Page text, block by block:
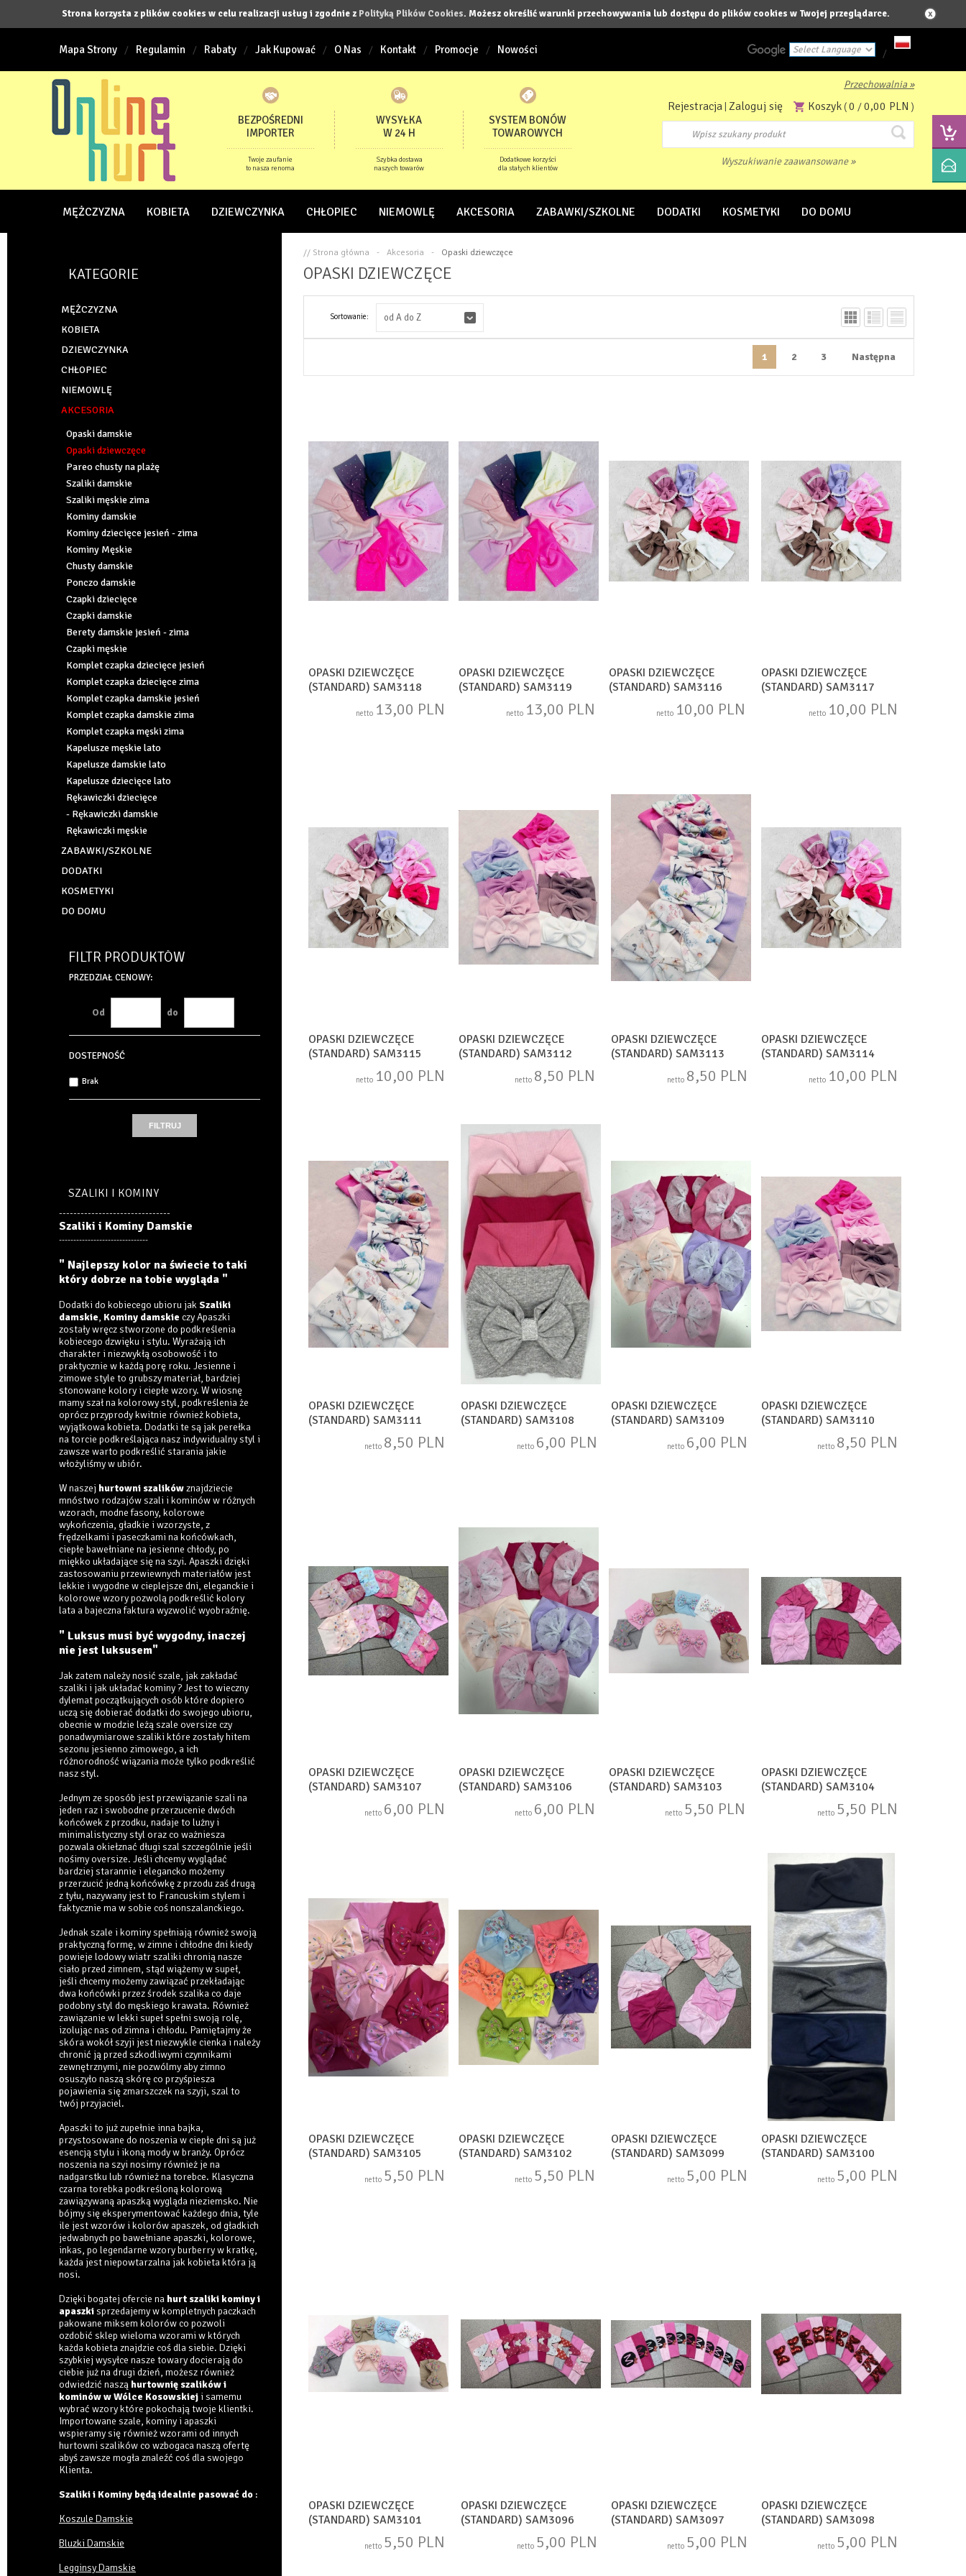
Strona korzysta z plików cookies w celu realizacji usług i zgodnie z Polityką Plików Cookies. Możesz określić warunki przechowywania lub dostępu do plików cookies w Twojej przeglądarce.
Mapa Strony Regulamin Rabaty Jak Kupować O Nas Kontakt Promocje Nowości /
BEZPOŚREDNI
IMPORTER
Twoje zaufanie
to nasza renoma
WYSYŁKA
W 24 H
Szybka dostawa
naszych towarów
SYSTEM BONÓW
TOWAROWYCH
Dodatkowe korzyści
dla stałych klientów
Przechowalnia »
Rejestracja Zaloguj się Koszyk (0 /0,00 PLN )
Wyszukiwanie zaawansowane »
MĘŻCZYZNA KOBIETA DZIEWCZYNKA CHŁOPIEC NIEMOWLĘ AKCESORIA ZABAWKI/SZKOLNE DODATKI KOSMETYKI DO DOMU
KATEGORIE
MĘŻCZYZNA
KOBIETA
DZIEWCZYNKA
CHŁOPIEC
NIEMOWLĘ
AKCESORIA
Opaski damskie
Opaski dziewczęce
Pareo chusty na plażę
Szaliki damskie
Szaliki męskie zima
Kominy damskie
Kominy dziecięce jesień - zima
Kominy Męskie
Chusty damskie
Ponczo damskie
Czapki dziecięce
Czapki damskie
Berety damskie jesień - zima
Czapki męskie
Komplet czapka dziecięce jesień
Komplet czapka dziecięce zima
Komplet czapka damskie jesień
Komplet czapka damskie zima
Komplet czapka męski zima
Kapelusze męskie lato
Kapelusze damskie lato
Kapelusze dziecięce lato
Rękawiczki dziecięce
- Rękawiczki damskie
Rękawiczki męskie
ZABAWKI/SZKOLNE
DODATKI
KOSMETYKI
DO DOMU
FILTR PRODUKTÓW
PRZEDZIAŁ CENOWY:
Od do
DOSTEPNOŚĆ
Brak
SZALIKI I KOMINY
-------------------------------
Szaliki i Kominy Damskie
-------------------------------
" Najlepszy kolor na świecie to taki
który dobrze na tobie wygląda "
Dodatki do kobiecego ubioru jak Szaliki
damskie, Kominy damskie czy Apaszki
zostały wręcz stworzone do podkreślenia
kobiecego dzwięku i stylu. Wyrażają ich
charakter i niezwykłą osobowość i to
praktycznie w każdą porę roku. Jesienne i
zimowe style to grubszy materiał, bardziej
stonowane kolory i ciepłe wzory. W wiosnę
mamy szał na kolorowy styl, podkreślenia że
oprócz przyprody kwitnie również kobieta,
wyjątkowa kobieta. Dodatki te są jak perełka
na torcie podkreślająca nasz indywidualny styl i
zawsze warto podkreślić starania jakie
włożyliśmy w ubiór.
W naszej hurtowni szalikówznajdziecie
mnóstwo rodzajów szali i kominów w różnych
wzorach, modne fasony, kolorowe
wykończenia, gładkie i wzorzyste, z
frędzelkami i paseczkami na końcówkach,
ciepłe bawełniane na jesienne chłody, po
miękko układające się na szyi. Apaszki dzięki
zastosowaniu przewiewnych materiałów jest
lekkie i wygodne w cieplejsze dni, eleganckie i
kolorowe wzory pozwolą podkreślić kolory
lata a bajeczna faktura wyzwolić wyobraźnię.
" Luksus musi być wygodny, inaczej
nie jest luksusem"
Jak zatem należy nosić szale, jak zakładać
szaliki i jak układać kominy ? Jest to wieczny
dylemat początkujących osób które dopiero
uczą się dobierać dodatki do swojego ubioru,
obecnie w modzie leżą szale oversize czy
ponadwymiarowe szaliki które zostały hitem
sezonu jesienno zimowego, a ich
różnorodność wiązania może tylko podkreślić
nasz styl.
Jednym ze sposób jest przewiązanie szali na
jeden raz i swobodne przerzucenie dwóch
końcówek z przodku, nadaje to lużny i
minimalistyczny styl oraz co ważniesza
pozwala okiełznać długi szal szczególnie jeśli
nośimy oversize. Jeśli chcemy wyglądać
bardziej starannie i elegancko możemy
przerzucić jedną końcówkę z przodu zaś drugą
z tyłu, nazywany jest to Francuskim stylem i
faktycznie ma w sobie coś nonszalanckiego.
Jednak szale i kominy spełniają również swoją
praktyczną formę, w zimne i chłodne dni kiedy
powieje lodowy wiatr szaliki chronią nasze
ciało przed zimnem, stąd wiążemy w supeł,
jeśli chcemy możemy zawiązać przekładając
dwa końcówki przez środek szalika co daje
podobny styl do męskiego krawata. Również
zawiązanie w lekki supeł spełni swoją rolę,
izolując nas od zimna i chłodu. Pamiętajmy że
skóra wokół szyji jest niezwykle cienka i należy
chronić ją przed szkodliwymi czynnikami
zewnętrznymi, nie pozwólmy aby zimno
osuszyło naszą skórę co przyśpiesza
pojawienia się zmarszczek na szyji, szal to
twój przyjaciel.
Apaszki to już zupełnie inna bajka,
przystosowane do noszenia w ciepłe dni są już
esencją stylu i ikoną mody w branży. Oprócz
noszenia na szyi nosimy również je na
nadgarstku lub również na torebce. Klasyczna
czarna torebka podkreśloną kolorową
zawiązywaną apaszką wygląda nieziemsko. Nie
bójmy się eksperymentować każdego dnia, tyle
ile jest wzorów i kolorów apaszek, od gładkich
jedwabnych po bawełniane apaszki, kolorowe,
inkas, po legendarne wzory burberry w kratkę,
każda jest niepowtarzalna jak kobieta która ją
nosi.
Dzięki bogatej ofercie na hurt szaliki kominy i
apaszkisprzedajemy w kompletnych paczkach
pakowane miksem kolorów co pozwoli
ozdobić sklep wieloma wzorami w których
każda kobieta znajdzie coś dla siebie. Dzięki
szybkiej wysyłce nasze towary docierają do
ciebie już na drugi dzień, możesz również
odwiedzić naszą hurtownię szalików i
kominów w Wólce Kosowskiej i samemu
wybrać wzory które pokochają twoje klientki.
Importowane szale, kominy i apaszki
wspieramy się również wzorami od innych
hurtowni szalików co wzbogaca naszą ofertę
abyś zawsze mogła znaleźć coś dla swojego
Klienta.
Szaliki i Kominy będą idealnie pasować do :
Koszule Damskie
Bluzki Damskie
Legginsy Damskie
// Strona główna - Akcesoria - Opaski dziewczęce
OPASKI DZIEWCZĘCE
Sortowanie: od A do Z
1 2 3 Następna
OPASKI DZIEWCZĘCE
(STANDARD) SAM3118
netto 13,00 PLN
OPASKI DZIEWCZĘCE
(STANDARD) SAM3119
netto 13,00 PLN
OPASKI DZIEWCZĘCE
(STANDARD) SAM3116
netto 10,00 PLN
OPASKI DZIEWCZĘCE
(STANDARD) SAM3117
netto 10,00 PLN
OPASKI DZIEWCZĘCE
(STANDARD) SAM3115
netto 10,00 PLN
OPASKI DZIEWCZĘCE
(STANDARD) SAM3112
netto 8,50 PLN
OPASKI DZIEWCZĘCE
(STANDARD) SAM3113
netto 8,50 PLN
OPASKI DZIEWCZĘCE
(STANDARD) SAM3114
netto 10,00 PLN
OPASKI DZIEWCZĘCE
(STANDARD) SAM3111
netto 8,50 PLN
OPASKI DZIEWCZĘCE
(STANDARD) SAM3108
netto 6,00 PLN
OPASKI DZIEWCZĘCE
(STANDARD) SAM3109
netto 6,00 PLN
OPASKI DZIEWCZĘCE
(STANDARD) SAM3110
netto 8,50 PLN
OPASKI DZIEWCZĘCE
(STANDARD) SAM3107
netto 6,00 PLN
OPASKI DZIEWCZĘCE
(STANDARD) SAM3106
netto 6,00 PLN
OPASKI DZIEWCZĘCE
(STANDARD) SAM3103
netto 5,50 PLN
OPASKI DZIEWCZĘCE
(STANDARD) SAM3104
netto 5,50 PLN
OPASKI DZIEWCZĘCE
(STANDARD) SAM3105
netto 5,50 PLN
OPASKI DZIEWCZĘCE
(STANDARD) SAM3102
netto 5,50 PLN
OPASKI DZIEWCZĘCE
(STANDARD) SAM3099
netto 5,00 PLN
OPASKI DZIEWCZĘCE
(STANDARD) SAM3100
netto 5,00 PLN
OPASKI DZIEWCZĘCE
(STANDARD) SAM3101
netto 5,50 PLN
OPASKI DZIEWCZĘCE
(STANDARD) SAM3096
netto 5,00 PLN
OPASKI DZIEWCZĘCE
(STANDARD) SAM3097
netto 5,00 PLN
OPASKI DZIEWCZĘCE
(STANDARD) SAM3098
netto 5,00 PLN